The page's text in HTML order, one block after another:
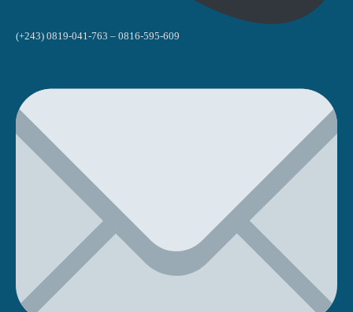
(+243) 0819-041-763 – 0816-595-609